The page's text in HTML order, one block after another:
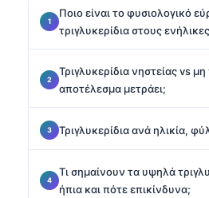
Ποιο είναι το φυσιολογικό
τριγλυκερίδια στους
Τριγλυκερίδια νηστείας vs
αποτέλεσμα μετράει;
Τριγλυκερίδια ανά ηλικία,
Τι σημαίνουν τα υψηλά
ήπια και πότε επικίνδυνα;